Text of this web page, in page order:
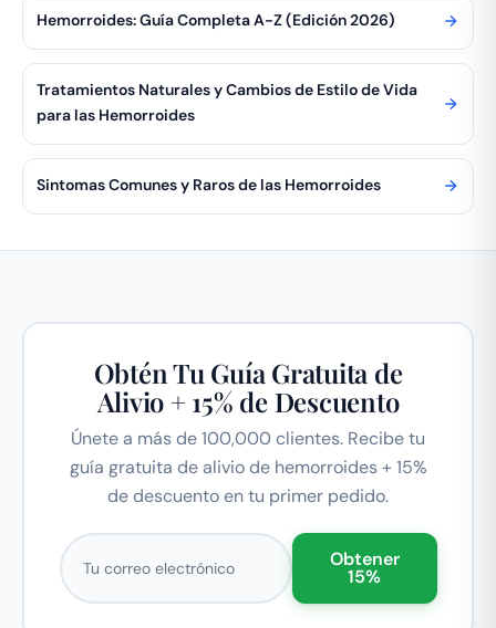
Hemorroides: Guía Completa A-Z (Edición 2026)
Tratamientos Naturales y Cambios de Estilo de Vida
para las Hemorroides
Sintomas Comunes y Raros de las Hemorroides
Obtén Tu Guía Gratuita de
Alivio + 15% de Descuento
Únete a más de 100,000 clientes. Recibe tu
guía gratuita de alivio de hemorroides + 15%
de descuento en tu primer pedido.
Correo electrónico
Obtener
15%